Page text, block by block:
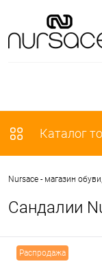
Каталог
Nursace - магазин
Сандалии
Распродажа